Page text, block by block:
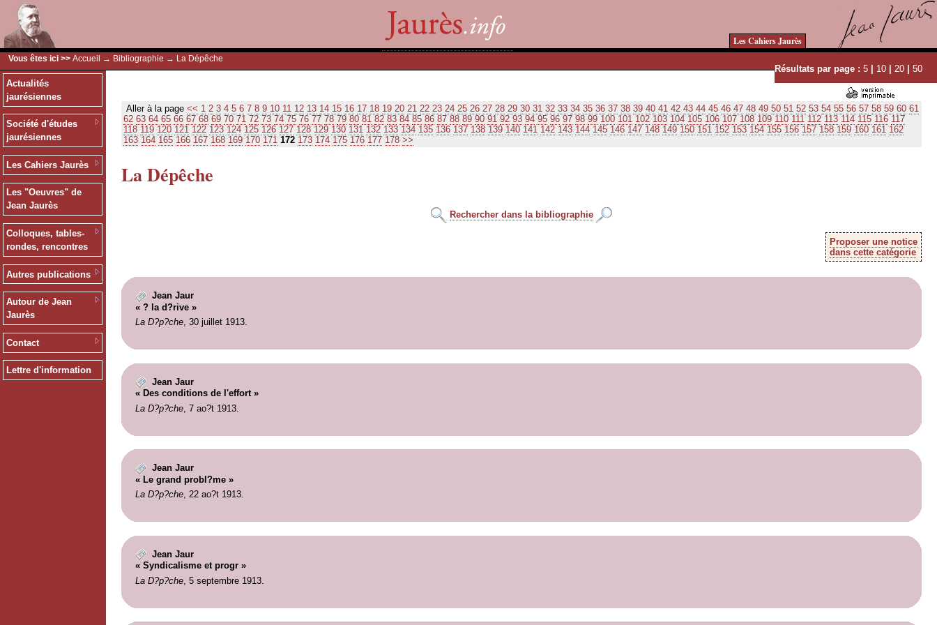
Les Cahiers Jaurès
Vous êtes ici >> Accueil → Bibliographie → La Dépêche
Résultats par page : 5 | 10 | 20 | 50
Actualités
jaurésiennes
Société d'études
jaurésiennes
Les Cahiers Jaurès
Les "Oeuvres" de
Jean Jaurès
Colloques, tables-
rondes, rencontres
Autres publications
Autour de Jean
Jaurès
Contact
Lettre d'information
Aller à la page << 1 2 3 4 5 6 7 8 9 10 11 12 13 14 15 16 17 18 19 20 21 22 23 24 25 26 27 28 29 30 31 32 33 34 35 36 37 38 39 40 41 42 43 44 45 46 47 48 49 50 51 52 53 54 55 56 57 58 59 60 61
62 63 64 65 66 67 68 69 70 71 72 73 74 75 76 77 78 79 80 81 82 83 84 85 86 87 88 89 90 91 92 93 94 95 96 97 98 99 100 101 102 103 104 105 106 107 108 109 110 111 112 113 114 115 116 117
118 119 120 121 122 123 124 125 126 127 128 129 130 131 132 133 134 135 136 137 138 139 140 141 142 143 144 145 146 147 148 149 150 151 152 153 154 155 156 157 158 159 160 161 162
163 164 165 166 167 168 169 170 171 172 173 174 175 176 177 178 >>
La Dépêche
Rechercher dans la bibliographie
Proposer une notice
dans cette catégorie
Jean Jaur
« ? la d?rive »
La D?p?che, 30 juillet 1913.
Jean Jaur
« Des conditions de l'effort »
La D?p?che, 7 ao?t 1913.
Jean Jaur
« Le grand probl?me »
La D?p?che, 22 ao?t 1913.
Jean Jaur
« Syndicalisme et progr »
La D?p?che, 5 septembre 1913.